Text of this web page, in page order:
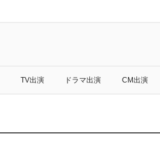
TV出演 ドラマ出演 CM出演